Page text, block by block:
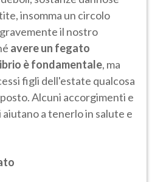
insomma un circolo
il nostro
avere un fegato
è fondamentale, ma
figli dell'estate qualcosa
Alcuni accorgimenti e
a tenerlo in salute e